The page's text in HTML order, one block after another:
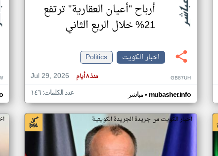
أرباح "أعيان العقارية" ترتفع
21% خلال الربع الثاني
اخبار الكويت
Politics
Jul 29, 2026
منذ ٨ أيام GB87UH
مباشر• mubasher.info عدد الكلمات: ١٤٦
اخبار الكويت من جريدة الجريدة الكويتية